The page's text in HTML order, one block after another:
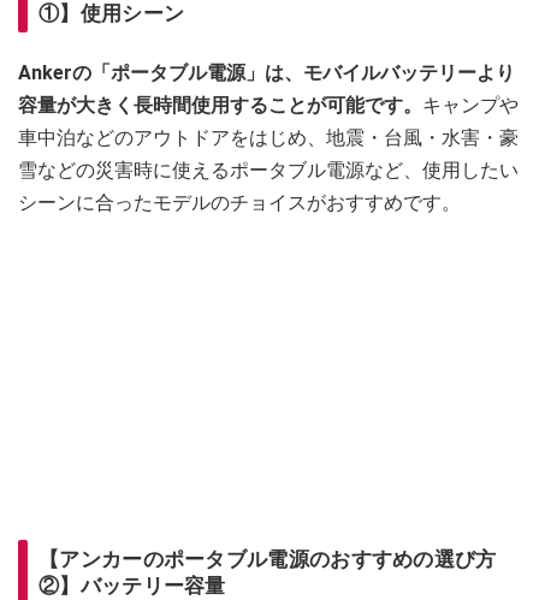
①】使用シーン
Ankerの「ポータブル電源」は、モバイルバッテリーより
容量が大きく長時間使用することが可能です。 キャンプや
車中泊などのアウトドアをはじめ、地震・台風・水害・豪
雪などの災害時に使えるポータブル電源など、使用したい
シーンに合ったモデルのチョイスがおすすめです。
【アンカーのポータブル電源のおすすめの選び方
②】バッテリー容量